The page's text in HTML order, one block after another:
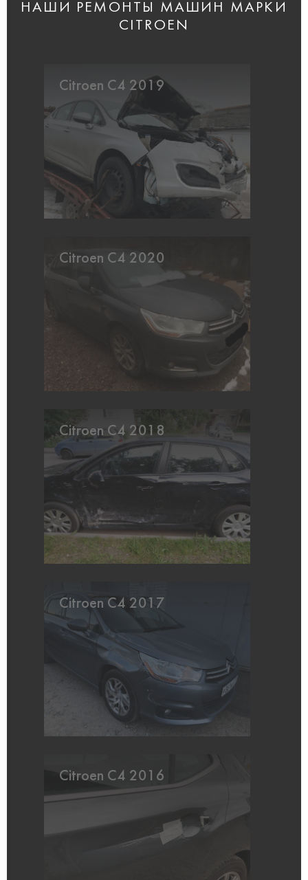
НАШИ РЕМОНТЫ МАШИН МАРКИ
CITROEN
Citroen C4 2019
Citroen C4 2020
Citroen C4 2018
Citroen C4 2017
Citroen C4 2016